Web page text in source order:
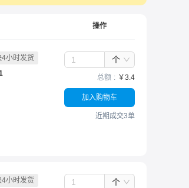
操作
4小时发货
个
总额 ￥3.4
加入购物车
近期成交3单
4小时发货
个